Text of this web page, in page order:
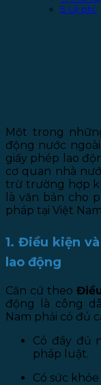
5. Lệ phí:
Một trong
động nước
giấy phép lao
cơ quan nhà
trừ trường hợp
là văn bản cho
pháp tại Việt
1. Điều kiện
lao động
Căn cứ theo
động là công
Nam phải có đủ
Có đầy đủ
pháp luật.
Có sức